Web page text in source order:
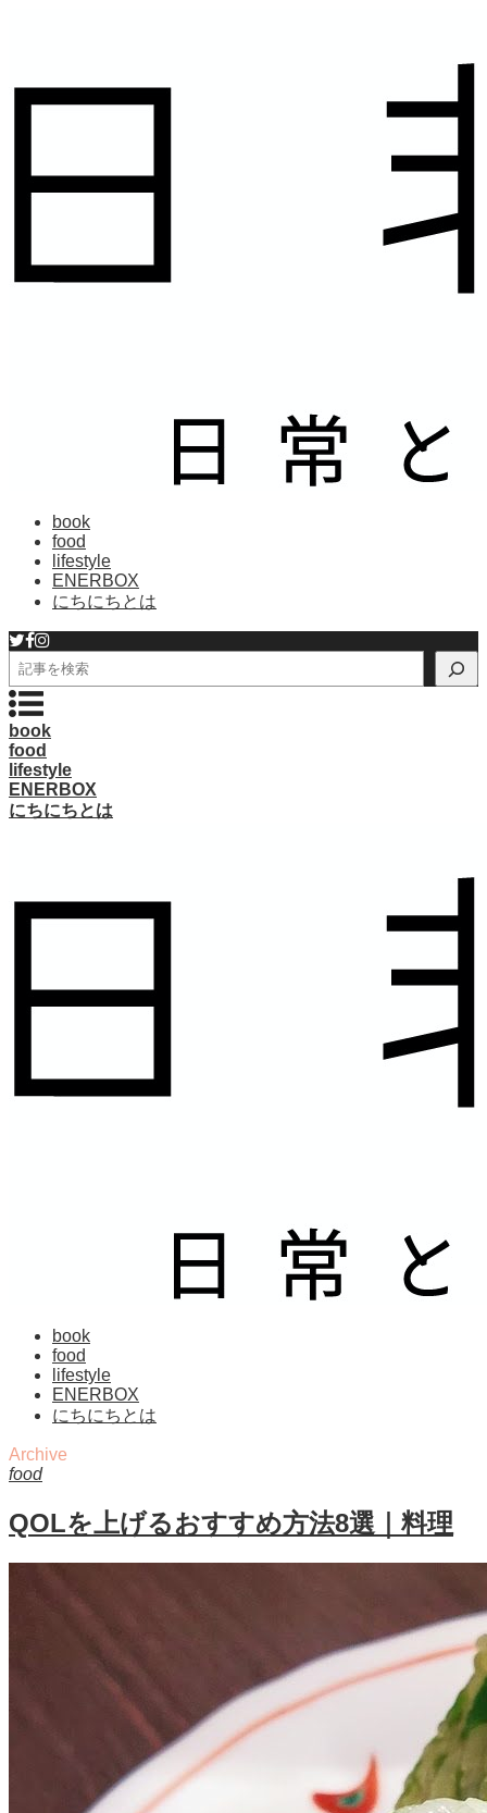
book
food
lifestyle
ENERBOX
にちにちとは
検
索
book
food
lifestyle
ENERBOX
にちにちとは
book
food
lifestyle
ENERBOX
にちにちとは
Archive
food
QOLを上げるおすすめ方法8選｜料理